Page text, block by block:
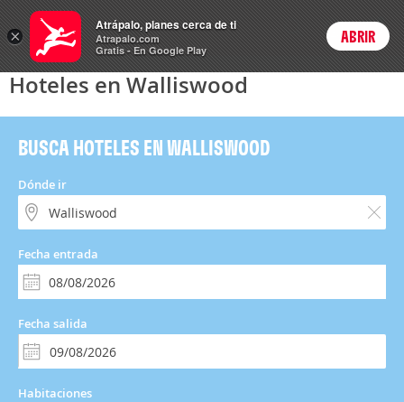
Hoteles Login
Hoteles en Walliswood
BUSCA HOTELES EN WALLISWOOD
Dónde ir
Fecha entrada
Fecha salida
Habitaciones
×
Atrápalo, planes cerca de ti
Atrapalo.com
Gratis - En Google Play
ABRIR